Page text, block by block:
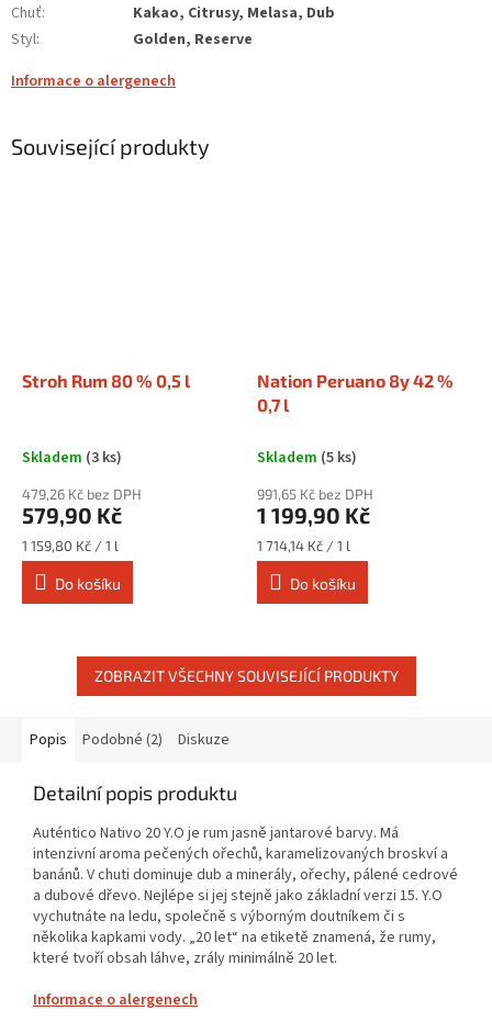
Chuť:
Kakao, Citrusy, Melasa, Dub
Styl:
Golden, Reserve
Informace o alergenech
Související produkty
Stroh Rum 80 % 0,5 l
Skladem (3 ks)
479,26 Kč bez DPH
579,90 Kč
Měrná
cena:
1 159,80 Kč / 1 l
Do košíku
Nation Peruano 8y 42 %
0,7 l
Skladem (5 ks)
991,65 Kč bez DPH
1 199,90 Kč
Měrná
cena:
1 714,14 Kč / 1 l
Do košíku
ZOBRAZIT VŠECHNY SOUVISEJÍCÍ PRODUKTY
Popis Podobné (2) Diskuze
Detailní popis produktu
Auténtico Nativo 20 Y.O je rum jasně jantarové barvy. Má
intenzivní aroma pečených ořechů, karamelizovaných broskví a
banánů. V chuti dominuje dub a minerály, ořechy, pálené cedrové
a dubové dřevo. Nejlépe si jej stejně jako základní verzi 15. Y.O
vychutnáte na ledu, společně s výborným doutníkem či s
několika kapkami vody. „20 let“ na etiketě znamená, že rumy,
které tvoří obsah láhve, zrály minimálně 20 let.
Informace o alergenech